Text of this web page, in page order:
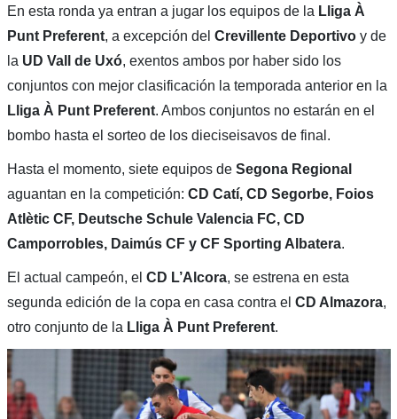
En esta ronda ya entran a jugar los equipos de la Lliga À
Punt Preferent, a excepción del Crevillente Deportivo y de
la UD Vall de Uxó, exentos ambos por haber sido los
conjuntos con mejor clasificación la temporada anterior en la
Lliga À Punt Preferent. Ambos conjuntos no estarán en el
bombo hasta el sorteo de los dieciseisavos de final.
Hasta el momento, siete equipos de Segona Regional
aguantan en la competición: CD Catí, CD Segorbe, Foios
Atlètic CF, Deutsche Schule Valencia FC, CD
Camporrobles, Daimús CF y CF Sporting Albatera.
El actual campeón, el CD L’Alcora, se estrena en esta
segunda edición de la copa en casa contra el CD Almazora,
otro conjunto de la Lliga À Punt Preferent.